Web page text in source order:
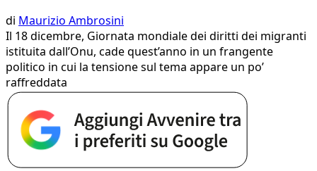
di Maurizio Ambrosini
Il 18 dicembre, Giornata mondiale dei diritti dei migranti
istituita dall’Onu, cade quest’anno in un frangente
politico in cui la tensione sul tema appare un po’
raffreddata